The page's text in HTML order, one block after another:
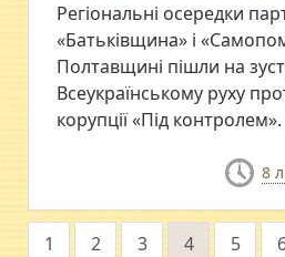
​Регіональні осередки
«Батьківщина» і
Полтавщині пішли на
Всеукраїнському руху
корупції «Під контролем».
8
1 2 3 4 5